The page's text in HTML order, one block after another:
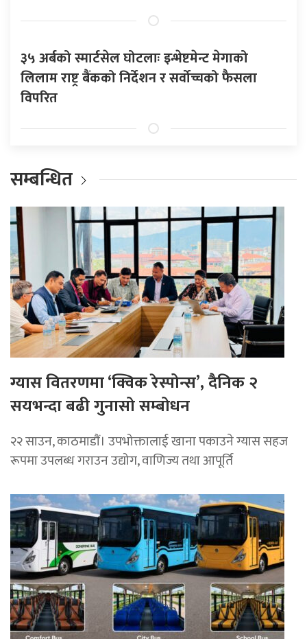
३५ अर्बको स्मार्टसेल घोटलाः इन्भेष्टमेन्ट मेगाको
लिलाम राष्ट्र बैंकको निर्देशन र सर्वोच्चको फैसला
विपरित
सम्बन्धित
ग्यास वितरणमा ‘क्विक रेस्पोन्स’, दैनिक २
सयभन्दा बढी गुनासो सम्बोधन
२२ साउन, काठमाडाैं। उपभोक्तालाई खाना पकाउने ग्यास सहज
रूपमा उपलब्ध गराउन उद्योग, वाणिज्य तथा आपूर्ति